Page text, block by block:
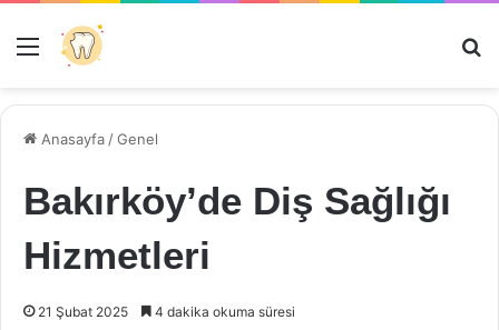
Menü
Anasayfa /Genel
Bakırköy’de Diş Sağlığı
Hizmetleri
21 Şubat 2025 4 dakika okuma süresi